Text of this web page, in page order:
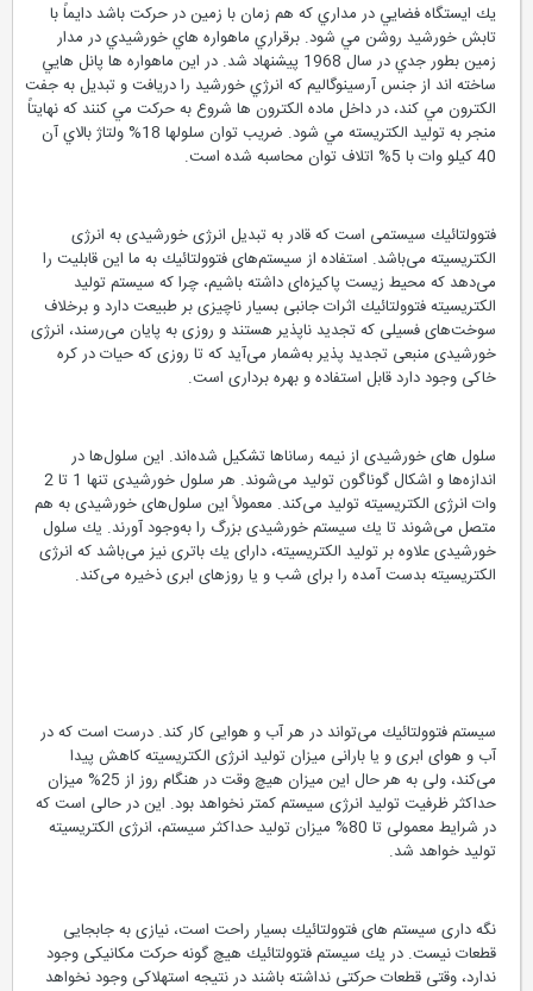
يك ايستگاه فضايي در مداري كه هم زمان با زمين در حركت باشد دايماً با
تابش خورشيد روشن مي شود. برقراري ماهواره هاي خورشيدي در مدار
زمين بطور جدي در سال 1968 پيشنهاد شد. در اين ماهواره ها پانل هايي
ساخته اند از جنس آرسينوگاليم كه انرژي خورشيد را دريافت و تبديل به جفت
الكترون مي كند، در داخل ماده الكترون ها شروع به حركت مي كنند كه نهايتاً
منجر به توليد الكتريسته مي شود. ضريب توان سلولها 18% ولتاژ بالاي آن
فتوولتائیك سیستمی است كه قادر به تبدیل انرژی خورشیدی به انرژی
الكتریسیته می‌باشد. استفاده از سیستم‌های فتوولتائیك به ما این قابلیت را
می‌دهد كه محیط زیست پاكیزه‌ای داشته باشیم، چرا كه سیستم تولید
الكتریسیته فتوولتائیك اثرات جانبی بسیار ناچیزی بر طبیعت دارد و‌ برخلاف
سوخت‌های فسیلی كه تجدید ناپذیر هستند و روزی به پایان می‌رسند، انرژی
خورشیدی منبعی تجدید پذیر به‌شمار می‌آید كه تا روزی كه حیات در كره
خاكی وجود دارد قابل استفاده و بهره برداری است.
سلول های خورشیدی از نیمه رساناها تشكیل شده‌اند. این سلول‌‌ها در
اندازه‌ها و اشكال گوناگون تولید می‌شوند. هر سلول خورشیدی تنها 1 تا 2
وات انرژی الكتریسیته تولید می‌كند. معمولاً این سلول‌های خورشیدی به هم
متصل می‌شوند تا یك سیستم خورشیدی بزرگ را به‌وجود آورند. یك سلول
خورشیدی علاوه بر تولید الكتریسیته، دارای یك باتری نیز می‌باشد كه انرژی
الكتریسیته بدست آمده را برای شب و یا روز‌های ابری ذخیره می‌كند.
سیستم فتوولتائیك می‌تواند در هر آب و هوایی كار كند. درست است كه در
آب و هوای ابری و یا بارانی میزان تولید انرژی الكتریسیته كاهش پیدا
می‌كند، ولی به هر حال این میزان هیچ وقت در هنگام روز از 25% میزان
حداكثر ظرفیت تولید انرژی سیستم كمتر نخواهد بود. این در حالی است كه
در شرایط معمولی تا 80% میزان تولید حداكثر سیستم، انرژی الكتریسیته
تولید خواهد شد.
نگه داری سیستم های فتوولتائیك بسیار راحت است، نیازی به جابجایی
قطعات نیست. در یك سیستم فتوولتائیك هیچ گونه حركت مكانیكی وجود
ندارد، وقتی قطعات حركتی نداشته باشند در نتیجه استهلاكی وجود نخواهد